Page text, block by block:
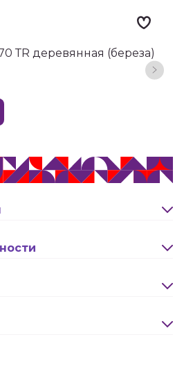
ТR деревянная (береза)
лояльности "Родина"